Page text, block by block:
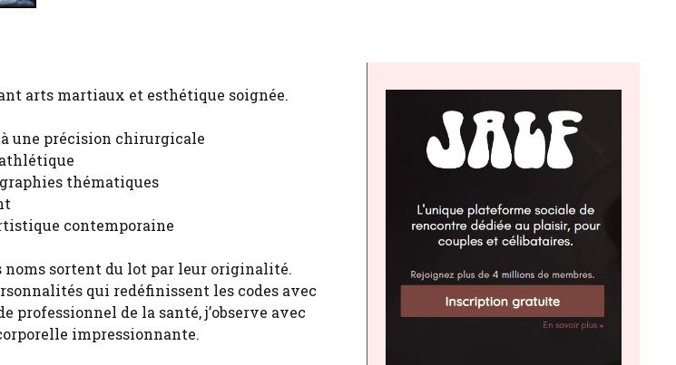
arts martiaux et esthétique soignée.
une précision chirurgicale
thématiques
contemporaine
noms sortent du lot par leur originalité.
qui redéfinissent les codes avec
de la santé, j’observe avec
impressionnante.